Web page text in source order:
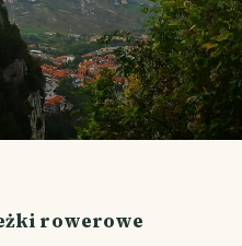
rowerowe